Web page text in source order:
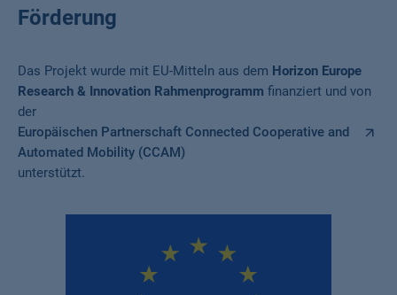
Förderung
Das Projekt wurde mit EU-Mitteln aus dem Horizon Europe
Research & Innovation Rahmenprogramm finanziert und von
der
Europäischen Partnerschaft Connected Cooperative and
Automated Mobility (CCAM)
unterstützt.